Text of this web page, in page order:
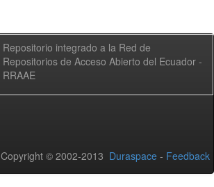
Repositorio integrado a la Red de
Repositorios de Acceso Abierto del Ecuador -
RRAAE
Copyright © 2002-2013 Duraspace - Feedback